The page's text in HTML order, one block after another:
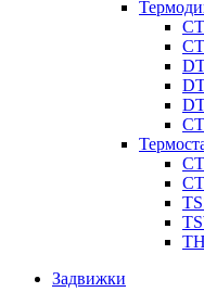
Задвижки